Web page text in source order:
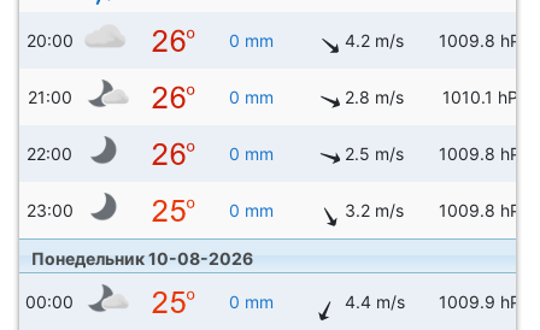
20:00 0 mm 4.2 m/s 1009.8 hPa
21:00 0 mm 2.8 m/s 1010.1 hPa
22:00 0 mm 2.5 m/s 1009.8 hPa
23:00 0 mm 3.2 m/s 1009.8 hPa
Понедельник 10-08-2026
00:00 0 mm 4.4 m/s 1009.9 hPa